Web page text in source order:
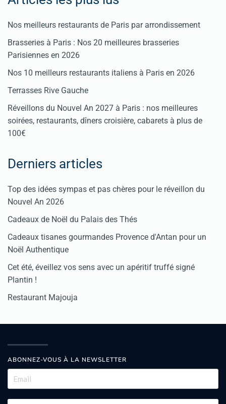
Nos meilleurs restaurants de Paris par arrondissement
Brasseries à Paris : Nos 20 meilleures brasseries
Parisiennes en 2026
Nos 10 meilleurs restaurants italiens à Paris en 2026
Terrasses Rive Gauche
Réveillons du Nouvel An 2027 à Paris : nos meilleures
soirées, restaurants, dîners croisière, cabarets à plus de
100€
Derniers articles
Top des idées sympas et pas chères pour le réveillon du
Nouvel An 2026
Cadeaux de Noël du Palais des Thés
Cadeaux tisanes gourmandes Provence d'Antan pour un
Noël Authentique
Cet été, éveillez vos sens avec un apéritif truffé signé
Plantin !
Restaurant Majouja
ABONNEZ-VOUS À LA NEWSLETTER